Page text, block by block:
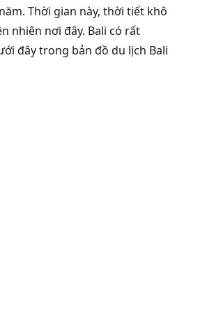
Thời gian này, thời tiết khô
nhiên nơi đây. Bali có rất
đây trong bản đồ du lịch Bali